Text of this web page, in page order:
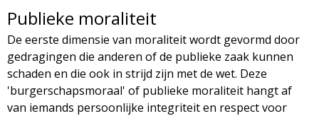
Publieke moraliteit
De eerste dimensie van moraliteit wordt gevormd door
gedragingen die anderen of de publieke zaak kunnen
schaden en die ook in strijd zijn met de wet. Deze
'burgerschapsmoraal' of publieke moraliteit hangt af
van iemands persoonlijke integriteit en respect voor